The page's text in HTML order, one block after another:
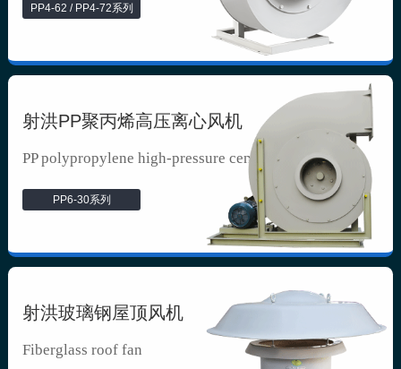
PP4-62 / PP4-72系列
射洪PP聚丙烯高压离心风机
PP polypropylene high-pressure cen...
PP6-30系列
射洪玻璃钢屋顶风机
Fiberglass roof fan